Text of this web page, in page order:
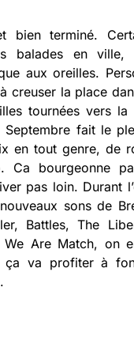
bien terminé.
balades en ville,
aux oreilles.
creuser la place
tournées vers la
fait le
en tout genre, de
Ca bourgeonne
pas loin. Durant
sons de
Battles, The
We Are Match, on
ça va profiter à